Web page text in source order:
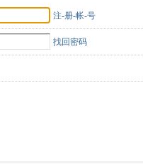
注-册-帐-号
找回密码